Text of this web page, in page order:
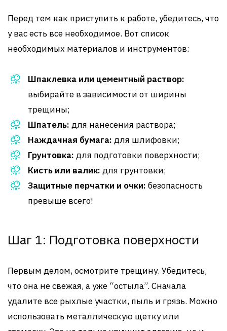
Перед тем как приступить к работе, убедитесь, что
у вас есть все необходимое. Вот список
необходимых материалов и инструментов:
Шпаклевка или цементный раствор:
выбирайте в зависимости от ширины
трещины;
Шпатель: для нанесения раствора;
Наждачная бумага: для шлифовки;
Грунтовка: для подготовки поверхности;
Кисть или валик: для грунтовки;
Защитные перчатки и очки: безопасность
превыше всего!
Шаг 1: Подготовка поверхности
Первым делом, осмотрите трещину. Убедитесь,
что она не свежая, а уже “остыла”. Сначала
удалите все рыхлые участки, пыль и грязь. Можно
использовать металлическую щетку или